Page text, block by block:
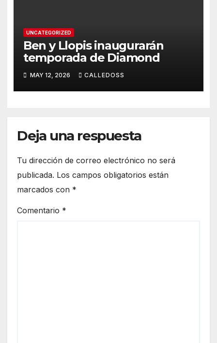
UNCATEGORIZED
Ben y Llopis inaugurarán
temporada de Diamond
MAY 12, 2026 CALLEDOSS
Deja una respuesta
Tu dirección de correo electrónico no será
publicada. Los campos obligatorios están
marcados con *
Comentario *